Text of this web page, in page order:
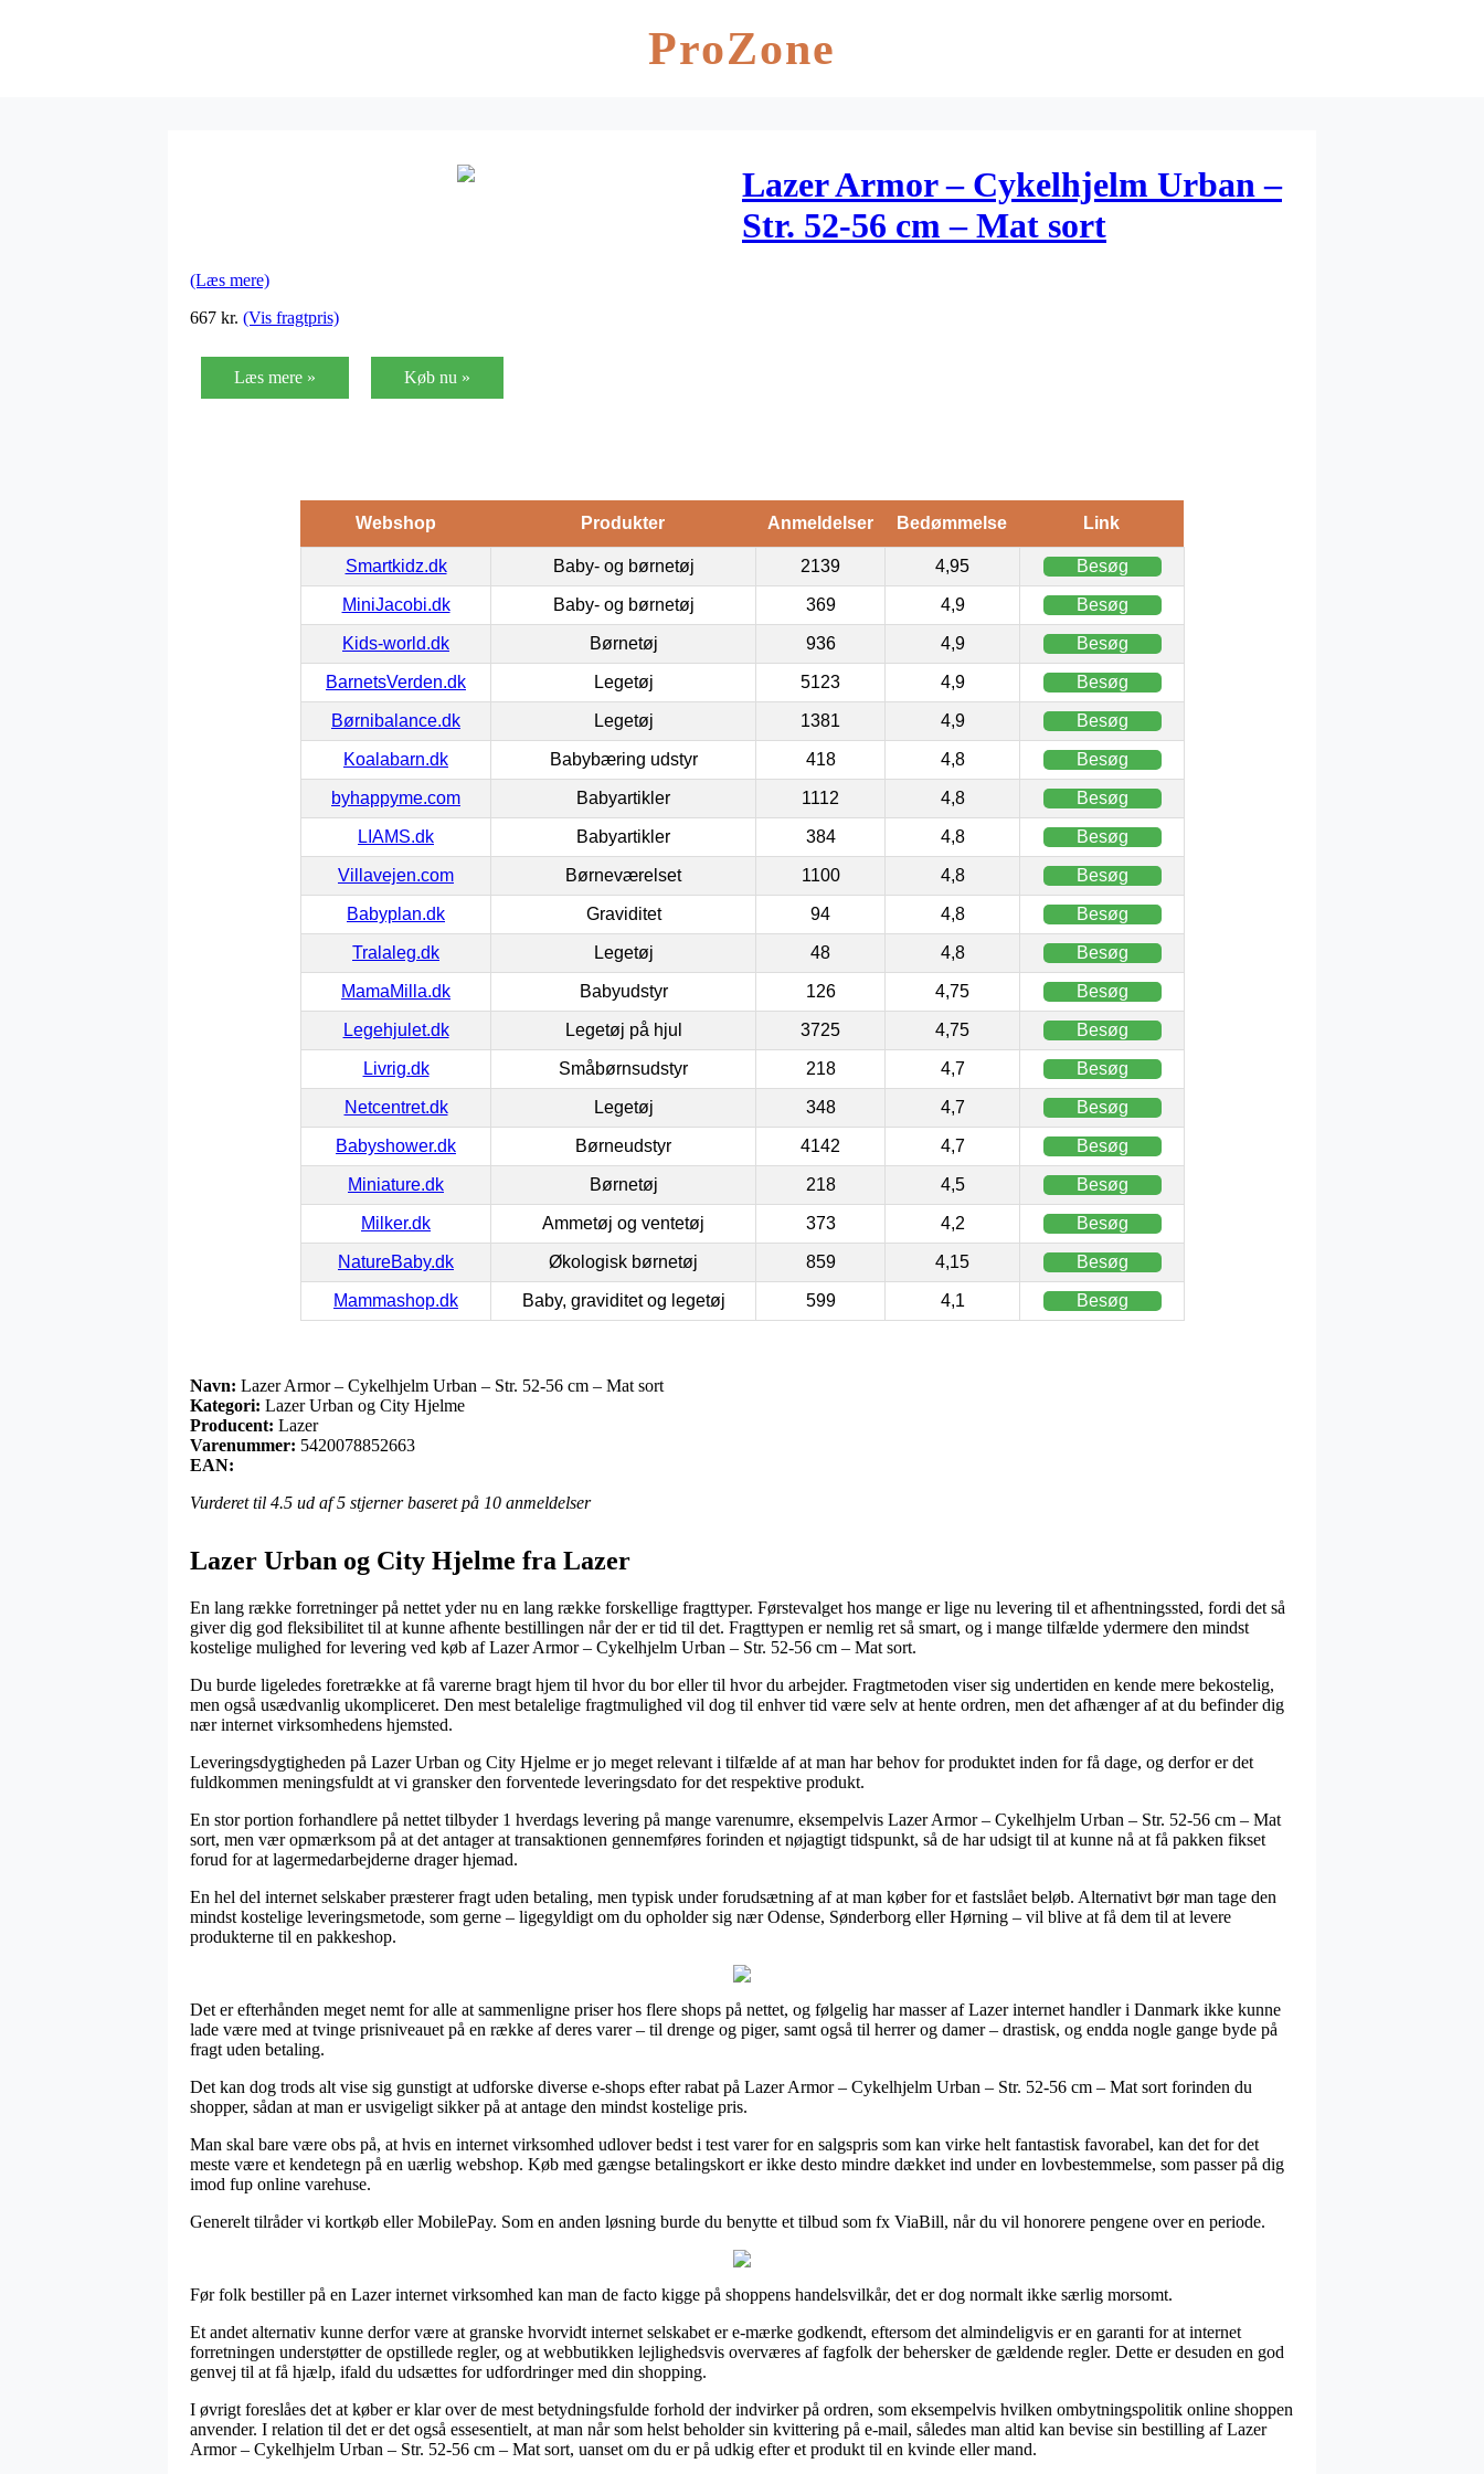
ProZone
Lazer Armor – Cykelhjelm Urban –
Str. 52-56 cm – Mat sort
(Læs mere)
667 kr. (Vis fragtpris)
Læs mere » Køb nu »
Webshop Produkter Anmeldelser Bedømmelse Link
Smartkidz.dk Baby- og børnetøj 2139 4,95 Besøg
MiniJacobi.dk Baby- og børnetøj 369 4,9 Besøg
Kids-world.dk Børnetøj 936 4,9 Besøg
BarnetsVerden.dk Legetøj 5123 4,9 Besøg
Børnibalance.dk Legetøj 1381 4,9 Besøg
Koalabarn.dk Babybæring udstyr 418 4,8 Besøg
byhappyme.com Babyartikler 1112 4,8 Besøg
LIAMS.dk Babyartikler 384 4,8 Besøg
Villavejen.com Børneværelset 1100 4,8 Besøg
Babyplan.dk Graviditet 94 4,8 Besøg
Tralaleg.dk Legetøj 48 4,8 Besøg
MamaMilla.dk Babyudstyr 126 4,75 Besøg
Legehjulet.dk Legetøj på hjul 3725 4,75 Besøg
Livrig.dk Småbørnsudstyr 218 4,7 Besøg
Netcentret.dk Legetøj 348 4,7 Besøg
Babyshower.dk Børneudstyr 4142 4,7 Besøg
Miniature.dk Børnetøj 218 4,5 Besøg
Milker.dk Ammetøj og ventetøj 373 4,2 Besøg
NatureBaby.dk Økologisk børnetøj 859 4,15 Besøg
Mammashop.dk Baby, graviditet og legetøj 599 4,1 Besøg
Navn: Lazer Armor – Cykelhjelm Urban – Str. 52-56 cm – Mat sort
Kategori: Lazer Urban og City Hjelme
Producent: Lazer
Varenummer: 5420078852663
EAN:
Vurderet til 4.5 ud af 5 stjerner baseret på 10 anmeldelser
Lazer Urban og City Hjelme fra Lazer
En lang række forretninger på nettet yder nu en lang række forskellige fragttyper. Førstevalget hos mange er lige nu levering til et afhentningssted, fordi det så
giver dig god fleksibilitet til at kunne afhente bestillingen når der er tid til det. Fragttypen er nemlig ret så smart, og i mange tilfælde ydermere den mindst
kostelige mulighed for levering ved køb af Lazer Armor – Cykelhjelm Urban – Str. 52-56 cm – Mat sort.
Du burde ligeledes foretrække at få varerne bragt hjem til hvor du bor eller til hvor du arbejder. Fragtmetoden viser sig undertiden en kende mere bekostelig,
men også usædvanlig ukompliceret. Den mest betalelige fragtmulighed vil dog til enhver tid være selv at hente ordren, men det afhænger af at du befinder dig
nær internet virksomhedens hjemsted.
Leveringsdygtigheden på Lazer Urban og City Hjelme er jo meget relevant i tilfælde af at man har behov for produktet inden for få dage, og derfor er det
fuldkommen meningsfuldt at vi gransker den forventede leveringsdato for det respektive produkt.
En stor portion forhandlere på nettet tilbyder 1 hverdags levering på mange varenumre, eksempelvis Lazer Armor – Cykelhjelm Urban – Str. 52-56 cm – Mat
sort, men vær opmærksom på at det antager at transaktionen gennemføres forinden et nøjagtigt tidspunkt, så de har udsigt til at kunne nå at få pakken fikset
forud for at lagermedarbejderne drager hjemad.
En hel del internet selskaber præsterer fragt uden betaling, men typisk under forudsætning af at man køber for et fastslået beløb. Alternativt bør man tage den
mindst kostelige leveringsmetode, som gerne – ligegyldigt om du opholder sig nær Odense, Sønderborg eller Hørning – vil blive at få dem til at levere
produkterne til en pakkeshop.
Det er efterhånden meget nemt for alle at sammenligne priser hos flere shops på nettet, og følgelig har masser af Lazer internet handler i Danmark ikke kunne
lade være med at tvinge prisniveauet på en række af deres varer – til drenge og piger, samt også til herrer og damer – drastisk, og endda nogle gange byde på
fragt uden betaling.
Det kan dog trods alt vise sig gunstigt at udforske diverse e-shops efter rabat på Lazer Armor – Cykelhjelm Urban – Str. 52-56 cm – Mat sort forinden du
shopper, sådan at man er usvigeligt sikker på at antage den mindst kostelige pris.
Man skal bare være obs på, at hvis en internet virksomhed udlover bedst i test varer for en salgspris som kan virke helt fantastisk favorabel, kan det for det
meste være et kendetegn på en uærlig webshop. Køb med gængse betalingskort er ikke desto mindre dækket ind under en lovbestemmelse, som passer på dig
imod fup online varehuse.
Generelt tilråder vi kortkøb eller MobilePay. Som en anden løsning burde du benytte et tilbud som fx ViaBill, når du vil honorere pengene over en periode.
Før folk bestiller på en Lazer internet virksomhed kan man de facto kigge på shoppens handelsvilkår, det er dog normalt ikke særlig morsomt.
Et andet alternativ kunne derfor være at granske hvorvidt internet selskabet er e-mærke godkendt, eftersom det almindeligvis er en garanti for at internet
forretningen understøtter de opstillede regler, og at webbutikken lejlighedsvis overværes af fagfolk der behersker de gældende regler. Dette er desuden en god
genvej til at få hjælp, ifald du udsættes for udfordringer med din shopping.
I øvrigt foreslåes det at køber er klar over de mest betydningsfulde forhold der indvirker på ordren, som eksempelvis hvilken ombytningspolitik online shoppen
anvender. I relation til det er det også essesentielt, at man når som helst beholder sin kvittering på e-mail, således man altid kan bevise sin bestilling af Lazer
Armor – Cykelhjelm Urban – Str. 52-56 cm – Mat sort, uanset om du er på udkig efter et produkt til en kvinde eller mand.